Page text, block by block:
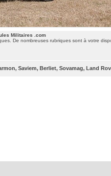
Militaires .com
De nombreuses rubriques sont à votre
Saviem, Berliet, Sovamag, Land